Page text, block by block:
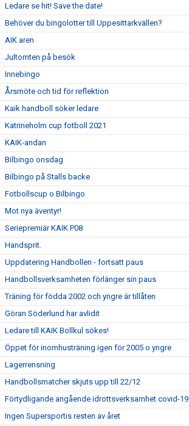
Ledare se hit! Save the date!
Behöver du bingolotter till Uppesittarkvällen?
AIK aren
Jultomten på besök
Innebingo
Årsmöte och tid för reflektion
Kaik handboll söker ledare
Katrineholm cup fotboll 2021
KAIK-andan
Bilbingo onsdag
Bilbingo på Stalls backe
Fotbollscup o Bilbingo
Mot nya äventyr!
Seriepremiär KAIK P08
Handsprit.
Uppdatering Handbollen - fortsatt paus
Handbollsverksamheten förlänger sin paus
Träning för födda 2002 och yngre är tillåten
Göran Söderlund har avlidit
Ledare till KAIK Bollkul sökes!
Öppet för inomhusträning igen för 2005 o yngre
Lagerrensning
Handbollsmatcher skjuts upp till 22/12
Förtydligande angående idrottsverksamhet covid-19
Ingen Supersportis resten av året